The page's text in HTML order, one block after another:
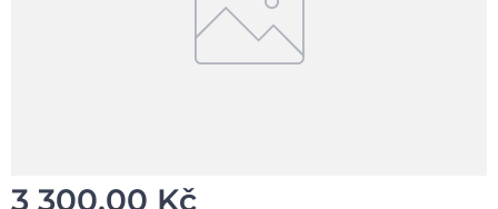
3 300,00 Kč